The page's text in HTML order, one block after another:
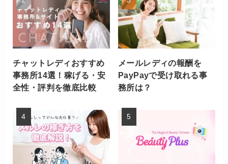
チャットレディおすすめ
事務所14選！稼げる・安
全性・評判を徹底比較
メールレディの報酬を
PayPayで受け取れる事
務所は？